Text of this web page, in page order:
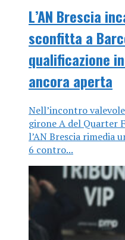
L’AN Brescia
sconfitta a
qualificazione
ancora aperta
Nell’incontro
girone A del Quarter
l’AN Brescia rimedia
6 contro...